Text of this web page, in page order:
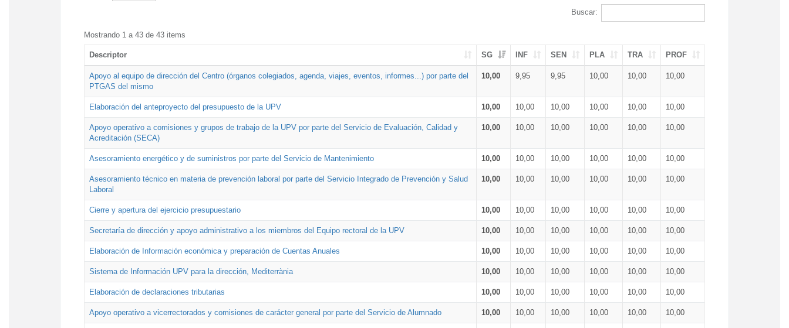
Buscar:
Mostrando 1 a 43 de 43 items
Descriptor SG INF SEN PLA TRA PROF
Apoyo al equipo de dirección del Centro (órganos colegiados, agenda, viajes, eventos, informes...) por parte del
PTGAS del mismo
10,00 9,95 9,95 10,00 10,00 10,00
Elaboración del anteproyecto del presupuesto de la UPV 10,00 10,00 10,00 10,00 10,00 10,00
Apoyo operativo a comisiones y grupos de trabajo de la UPV por parte del Servicio de Evaluación, Calidad y
Acreditación (SECA)
10,00 10,00 10,00 10,00 10,00 10,00
Asesoramiento energético y de suministros por parte del Servicio de Mantenimiento 10,00 10,00 10,00 10,00 10,00 10,00
Asesoramiento técnico en materia de prevención laboral por parte del Servicio Integrado de Prevención y Salud
Laboral
10,00 10,00 10,00 10,00 10,00 10,00
Cierre y apertura del ejercicio presupuestario 10,00 10,00 10,00 10,00 10,00 10,00
Secretaría de dirección y apoyo administrativo a los miembros del Equipo rectoral de la UPV 10,00 10,00 10,00 10,00 10,00 10,00
Elaboración de Información económica y preparación de Cuentas Anuales 10,00 10,00 10,00 10,00 10,00 10,00
Sistema de Información UPV para la dirección, Mediterrània 10,00 10,00 10,00 10,00 10,00 10,00
Elaboración de declaraciones tributarias 10,00 10,00 10,00 10,00 10,00 10,00
Apoyo operativo a vicerrectorados y comisiones de carácter general por parte del Servicio de Alumnado 10,00 10,00 10,00 10,00 10,00 10,00